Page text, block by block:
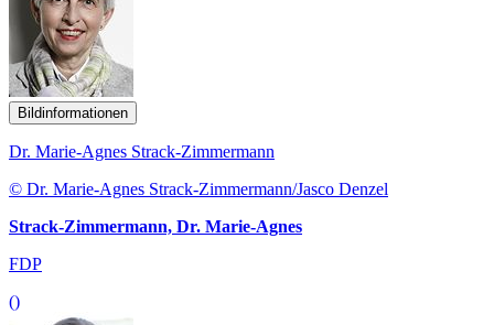
Bildinformationen
Dr. Marie-Agnes Strack-Zimmermann
© Dr. Marie-Agnes Strack-Zimmermann/Jasco Denzel
Strack-Zimmermann, Dr. Marie-Agnes
FDP
()